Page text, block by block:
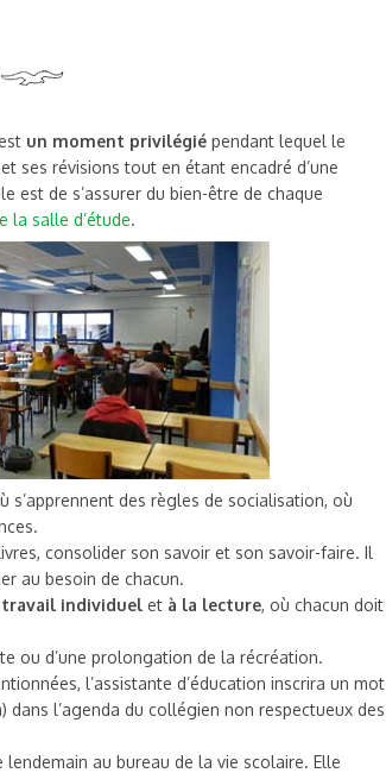
un moment privilégié pendant lequel le
ses révisions tout en étant encadré d’une
est de s’assurer du bien-être de chaque
la salle d’étude.
s’apprennent des règles de socialisation, où
consolider son savoir et son savoir-faire. Il
au besoin de chacun.
travail individuel et à la lecture, où chacun doit
ou d’une prolongation de la récréation.
l’assistante d’éducation inscrira un mot
l’agenda du collégien non respectueux des
au bureau de la vie scolaire. Elle